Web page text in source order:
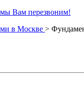
мы Вам перезвоним!
в Москве >